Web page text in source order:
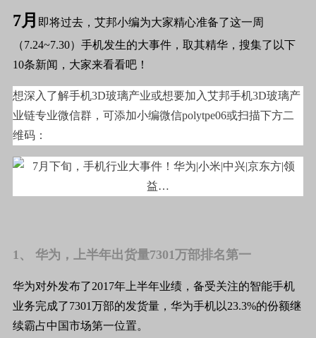
7月 即将过去，艾邦小编为大家精心准备了这一周
（7.24~7.30）手机发生的大事件，取其精华，搜集了以下
10条新闻，大家来看看吧！
想深入了解手机3D玻璃产业或想要加入艾邦手机3D玻璃产
业链专业微信群，可添加小编微信polytpe06或扫描下方二
维码：
1、 华为，上半年出货量7301万部排名第一
华为对外发布了2017年上半年业绩，备受关注的智能手机
业务完成了7301万部的发货量，华为手机以23.3%的份额继
续霸占中国市场第一位置。